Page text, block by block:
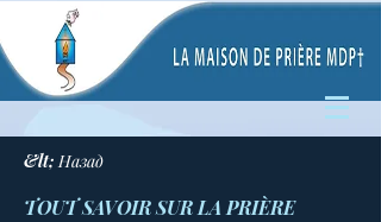
&lt; Назад
TOUT SAVOIR SUR LA PRIÈRE